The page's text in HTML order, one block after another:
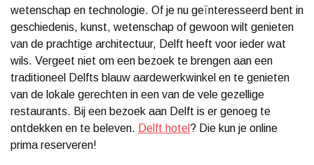
wetenschap en technologie. Of je nu geïnteresseerd bent in
geschiedenis, kunst, wetenschap of gewoon wilt genieten
van de prachtige architectuur, Delft heeft voor ieder wat
wils. Vergeet niet om een bezoek te brengen aan een
traditioneel Delfts blauw aardewerkwinkel en te genieten
van de lokale gerechten in een van de vele gezellige
restaurants. Bij een bezoek aan Delft is er genoeg te
ontdekken en te beleven. Delft hotel ? Die kun je online
prima reserveren!